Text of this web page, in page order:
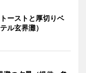
ーストと厚切りベ
ル玄界灘）